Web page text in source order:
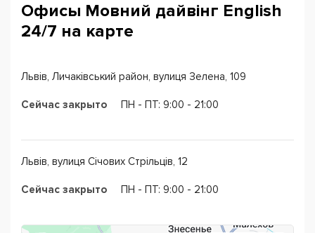
наших студентів.
Офисы Мовний дайвінг English
24/7 на карте
Львів, Личаківський район, вулиця Зелена, 109
Сейчас закрыто ПН - ПТ: 9:00 - 21:00
Львів, вулиця Січових Стрільців, 12
Сейчас закрыто ПН - ПТ: 9:00 - 21:00